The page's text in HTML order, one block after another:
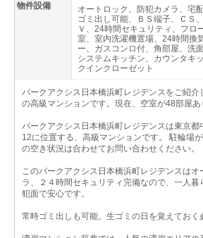
物件設備
オートロック、防犯カメラ、宅
ゴミ出し可能、ＢＳ端子、ＣＳ
Ｖ、24時間セキュリティ、フロ
室、室内洗濯機置場、24時間換
ー、ガスコンロ付、角部屋、洗
システムキッチン、カウンタキ
クインクローゼット
パークアクシス日本橋浜町レジデンスをご紹
の高級マンションです。現在、空室が48部屋あ
パークアクシス日本橋浜町レジデンスは東京
12に位置する、高級マンションです。 駐輪場
の空き状況は合わせてお問い合わせください。
このパークアクシス日本橋浜町レジデンスはオ
ラ、２４時間セキュリティ完備なので、一人
犯面で安心です。
常時ゴミ出しも可能。生ゴミの日を覚えておく